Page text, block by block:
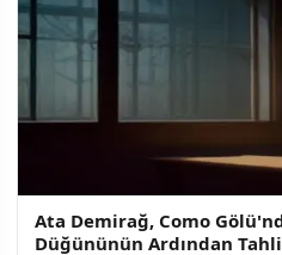
Ata Demirağ, Como
Düğününün Ardından